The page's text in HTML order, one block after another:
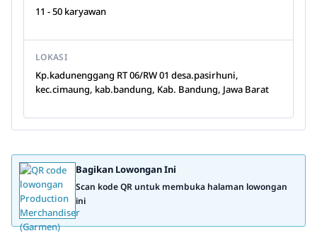
11 - 50 karyawan
LOKASI
Kp.kadunenggang RT 06/RW 01 desa.pasirhuni,
kec.cimaung, kab.bandung, Kab. Bandung, Jawa Barat
Bagikan Lowongan Ini
Scan kode QR untuk membuka halaman lowongan
ini